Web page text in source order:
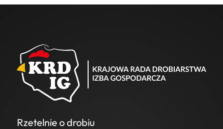
Rzetelnie o drobiu